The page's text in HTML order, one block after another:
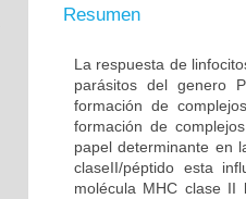
Resumen
La respuesta de
parásitos del genero
formación de
formación de
papel determinante en
claseII/péptido esta
molécula MHC clase